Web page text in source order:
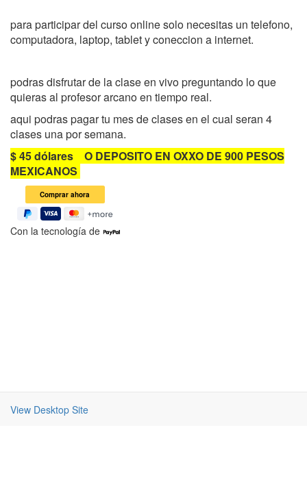
para participar del curso online solo necesitas un telefono,
computadora, laptop, tablet y coneccion a internet.
podras disfrutar de la clase en vivo preguntando lo que
quieras al profesor arcano en tiempo real.
aqui podras pagar tu mes de clases en el cual seran 4
clases una por semana.
$ 45 dólares O DEPOSITO EN OXXO DE 900 PESOS
MEXICANOS
Con la tecnología de
View Desktop Site